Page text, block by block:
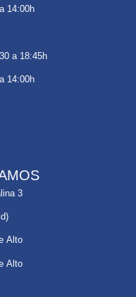
14:00h
a 18:45h
14:00h
3
Alto
Alto